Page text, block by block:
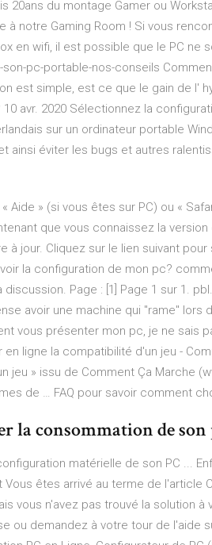
20ans du montage Gamer ou
à notre Gaming Room ! Si vous
en wifi, il est possible que le PC
son-pc-portable-nos-conseils
est simple, est ce que le gain de l'
avr. 2020 Sélectionnez la
sur un ordinateur portable
ainsi éviter les bugs et autres
Aide » (si vous êtes sur PC) ou «
que vous connaissez la
à jour. Cliquez sur le lien suivant
la configuration de mon pc?
Page : [1] Page 1 sur 1.
avoir une machine qui "rame" lors
vous présenter mon pc, je ne sais
ligne la compatibilité d'un jeu -
jeu » issu de Comment Ça Marche
de … FAQ pour savoir comment
la consommation de son
matérielle de son PC ...
Vous êtes arrivé au terme de l'article
vous n'avez pas trouvé la solution
ou demandez à votre tour de l'aide